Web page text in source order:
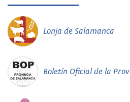
Lonja de Salamanca
Boletín Oficial de la